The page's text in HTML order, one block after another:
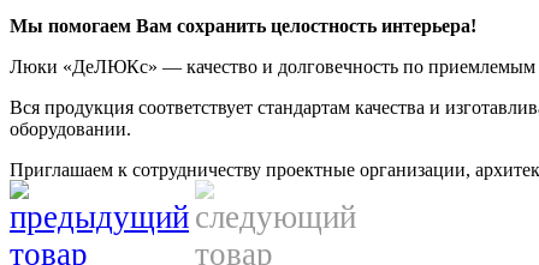
Мы помогаем Вам сохранить целостность интерьера!
Люки «ДеЛЮКс» — качество и долговечность по приемлемым
Вся продукция соответствует стандартам качества и
оборудовании.
Приглашаем к сотрудничеству проектные организации,